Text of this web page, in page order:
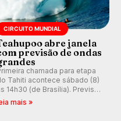
CIRCUITO MUNDIAL
abre janela
previsão de ondas
chamada para etapa
Tahiti acontece sábado (8)
14h30 (de Brasília). Previsão
swell consistente.
mais »